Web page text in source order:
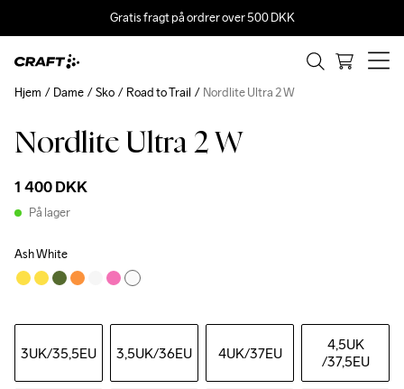
Gratis fragt på ordrer over 500 DKK
Nordlite Ultra 2 W
1 400 DKK
På lager
Ash White
3UK/35,5EU 3,5UK/36EU 4UK/37EU
4,5UK
/37,5EU
Hjem Dame Sko Road to Trail Nordlite Ultra 2 W